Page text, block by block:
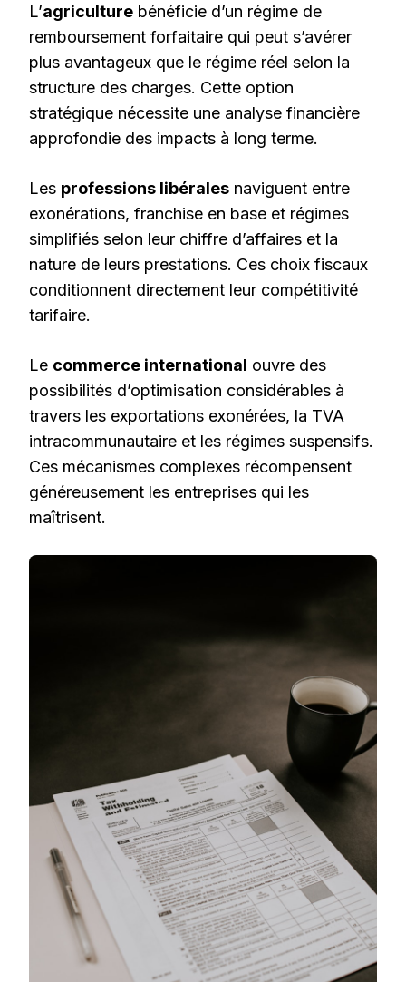
L’agriculture bénéficie d’un régime de
remboursement forfaitaire qui peut s’avérer
plus avantageux que le régime réel selon la
structure des charges. Cette option
stratégique nécessite une analyse financière
approfondie des impacts à long terme.
Les professions libérales naviguent entre
exonérations, franchise en base et régimes
simplifiés selon leur chiffre d’affaires et la
nature de leurs prestations. Ces choix fiscaux
conditionnent directement leur compétitivité
tarifaire.
Le commerce international ouvre des
possibilités d’optimisation considérables à
travers les exportations exonérées, la TVA
intracommunautaire et les régimes suspensifs.
Ces mécanismes complexes récompensent
généreusement les entreprises qui les
maîtrisent.